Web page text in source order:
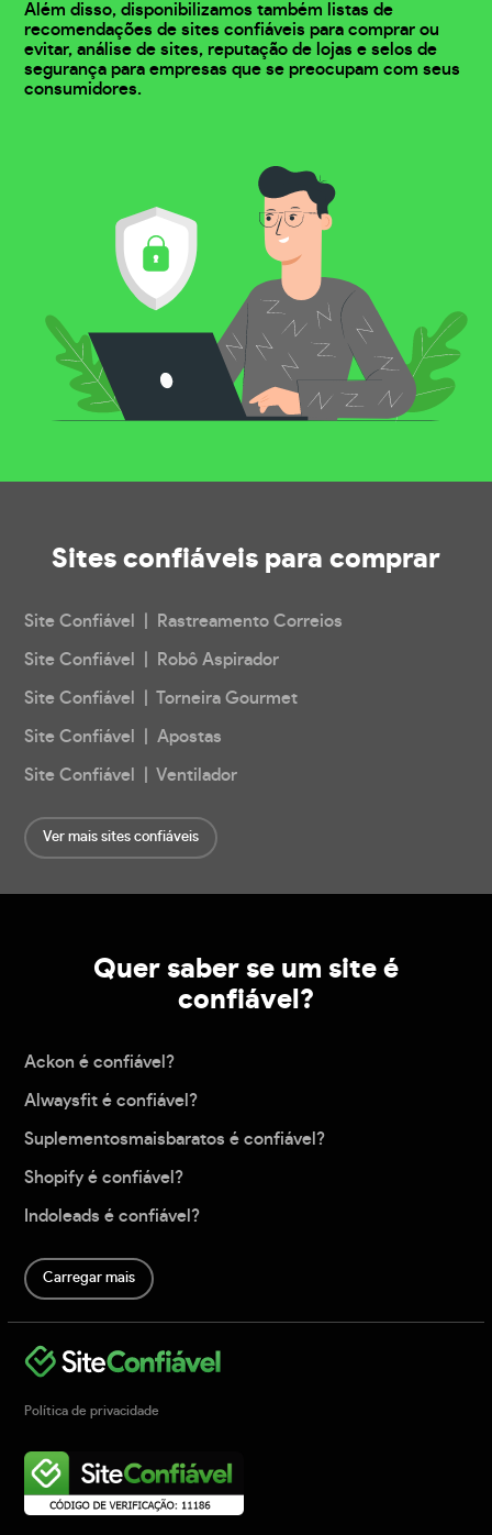
Além disso, disponibilizamos também listas de
recomendações de sites confiáveis para comprar ou
evitar, análise de sites, reputação de lojas e selos de
segurança para empresas que se preocupam com seus
consumidores.
Sites confiáveis para comprar
Site Confiável | Rastreamento Correios
Site Confiável | Robô Aspirador
Site Confiável | Torneira Gourmet
Site Confiável | Apostas
Site Confiável | Ventilador
Ver mais sites confiáveis
Quer saber se um site é
confiável?
Ackon é confiável?
Alwaysfit é confiável?
Suplementosmaisbaratos é confiável?
Shopify é confiável?
Indoleads é confiável?
Carregar mais
Política de privacidade